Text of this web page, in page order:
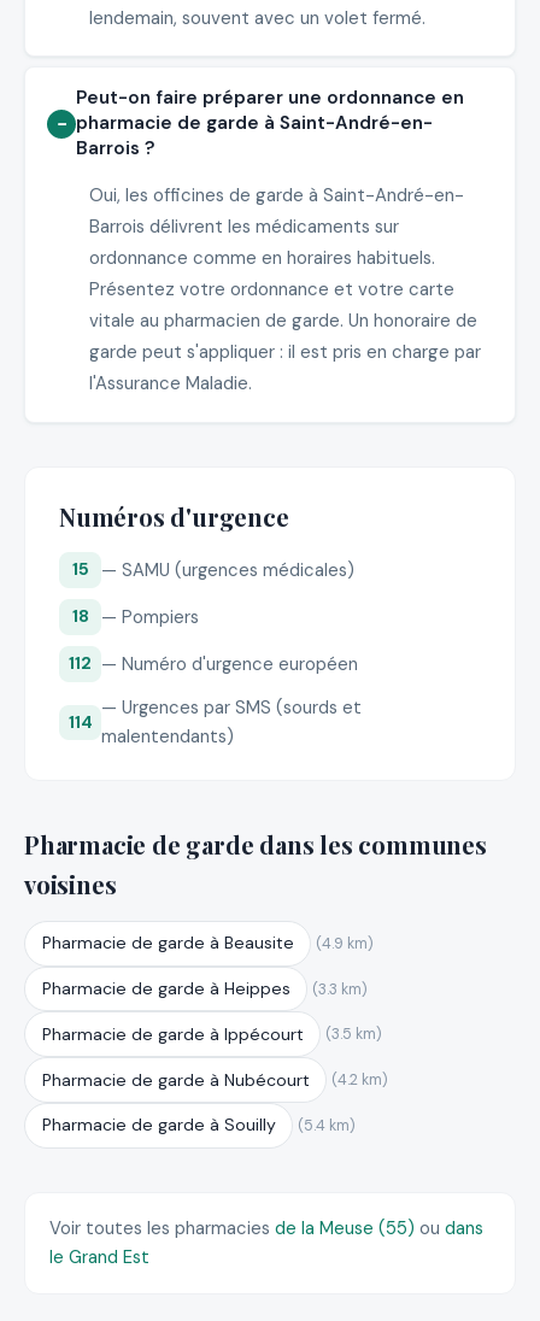
lendemain, souvent avec un volet fermé.
Peut-on faire préparer une ordonnance en
pharmacie de garde à Saint-André-en-
Barrois ?
Oui, les officines de garde à Saint-André-en-
Barrois délivrent les médicaments sur
ordonnance comme en horaires habituels.
Présentez votre ordonnance et votre carte
vitale au pharmacien de garde. Un honoraire de
garde peut s'appliquer : il est pris en charge par
l'Assurance Maladie.
Numéros d'urgence
15 — SAMU (urgences médicales)
18 — Pompiers
112 — Numéro d'urgence européen
114
— Urgences par SMS (sourds et
malentendants)
Pharmacie de garde dans les communes
voisines
Pharmacie de garde à Beausite (4.9 km)
Pharmacie de garde à Heippes (3.3 km)
Pharmacie de garde à Ippécourt (3.5 km)
Pharmacie de garde à Nubécourt (4.2 km)
Pharmacie de garde à Souilly (5.4 km)
Voir toutes les pharmacies de la Meuse (55) ou dans
le Grand Est